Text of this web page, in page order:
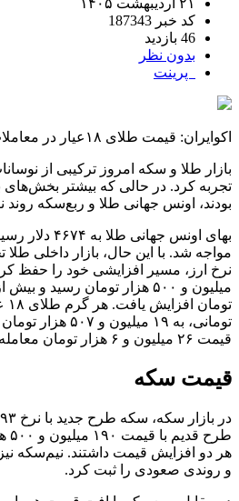
۲۱ اردیبهشت ۱۴۰۵
کد خبر 187343
46 بازدید
بدون نظر
پرینت
اکوایران: قیمت طلای ۱۸عیار در معاملات امروز افزایشی شد.
بازار طلا و سکه امروز ترکیبی از
تجربه کرد. در حالی که بیشتر بخش‌های
بودند، اونس جهانی طلا و ربع‌سکه روند
مواجه شد. با این حال، بازار داخلی
قیمت ۲۶ میلیون و ۶ هزار تومان معامله شد.
قیمت سکه
و روندی صعودی را ثبت کرد.